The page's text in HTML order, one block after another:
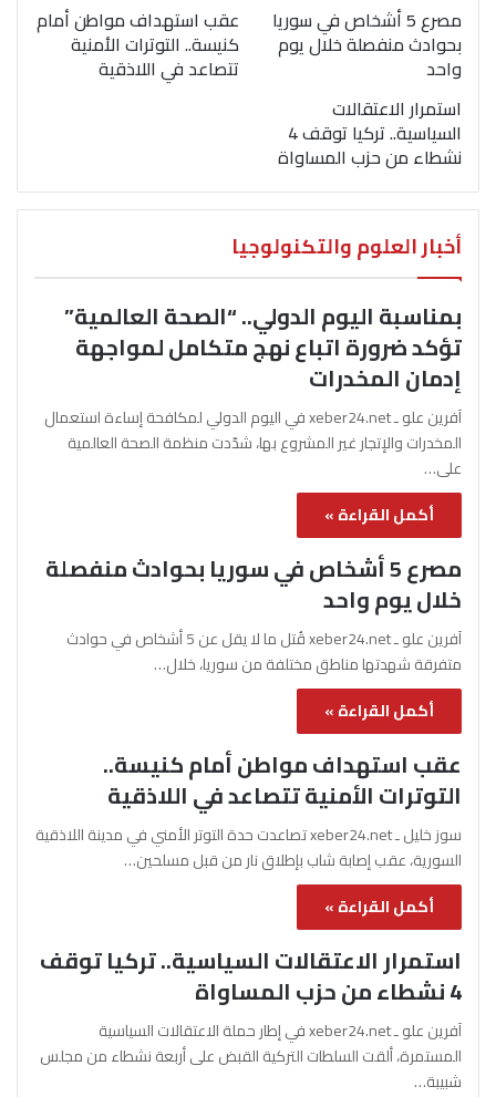
لمواجهة إدمان المخدرات
مصرع 5 أشخاص في سوريا
بحوادث منفصلة خلال يوم
واحد
عقب استهداف مواطن أمام
كنيسة.. التوترات الأمنية
تتصاعد في اللاذقية
استمرار الاعتقالات
السياسية.. تركيا توقف 4
نشطاء من حزب المساواة
أخبار العلوم والتكنولوجيا
بمناسبة اليوم الدولي.. “الصحة العالمية”
تؤكد ضرورة اتباع نهج متكامل لمواجهة
إدمان المخدرات
آفرين علو ـ xeber24.net في اليوم الدولي لمكافحة إساءة استعمال
المخدرات والإتجار غير المشروع بها، شدّدت منظمة الصحة العالمية
على…
أكمل القراءة »
مصرع 5 أشخاص في سوريا بحوادث منفصلة
خلال يوم واحد
آفرين علو ـ xeber24.net قُتل ما لا يقل عن 5 أشخاص في حوادث
متفرقة شهدتها مناطق مختلفة من سوريا، خلال…
أكمل القراءة »
عقب استهداف مواطن أمام كنيسة..
التوترات الأمنية تتصاعد في اللاذقية
سوز خليل ـ xeber24.net تصاعدت حدة التوتر الأمني في مدينة اللاذقية
السورية، عقب إصابة شاب بإطلاق نار من قبل مسلحين…
أكمل القراءة »
استمرار الاعتقالات السياسية.. تركيا توقف
4 نشطاء من حزب المساواة
آفرين علو ـ xeber24.net في إطار حملة الاعتقالات السياسية
المستمرة، ألقت السلطات التركية القبض على أربعة نشطاء من مجلس
شبيبة…